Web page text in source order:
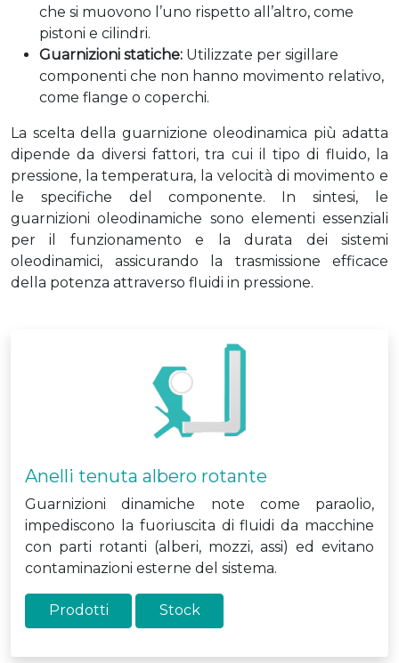
che si muovono l’uno rispetto all’altro, come
pistoni e cilindri.
Guarnizioni statiche: Utilizzate per sigillare
componenti che non hanno movimento relativo,
come flange o coperchi.
La scelta della guarnizione oleodinamica più adatta
dipende da diversi fattori, tra cui il tipo di fluido, la
pressione, la temperatura, la velocità di movimento e
le specifiche del componente. In sintesi, le
guarnizioni oleodinamiche sono elementi essenziali
per il funzionamento e la durata dei sistemi
oleodinamici, assicurando la trasmissione efficace
della potenza attraverso fluidi in pressione.
Anelli tenuta albero rotante
Guarnizioni dinamiche note come paraolio,
impediscono la fuoriuscita di fluidi da macchine
con parti rotanti (alberi, mozzi, assi) ed evitano
contaminazioni esterne del sistema.
Prodotti Stock